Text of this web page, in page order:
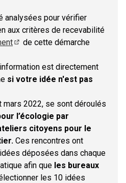
analysées pour vérifier
aux critères de recevabilité
de cette démarche
est directement
si votre idée n'est pas
mars 2022, se sont déroulés
l’écologie par
citoyens pour le
Ces rencontres ont
déposées dans chaque
afin que les bureaux
les 10 idées